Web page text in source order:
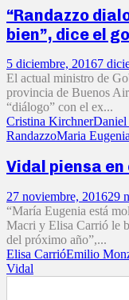
“Randazzo
bien”, dice el
5 diciembre, 20167
El actual ministro de
provincia de Buenos
“diálogo” con el ex...
Cristina Kirchner
RandazzoMaria
Vidal piensa
27 noviembre, 201629
“María Eugenia está
Macri y Elisa Carrió le
del próximo año”,...
Elisa CarrióEmilio
Vidal